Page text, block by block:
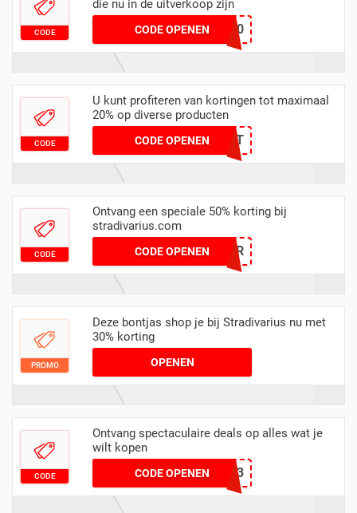
CODE
die nu in de uitverkoop zijn
CODE OPENENSAVE20
CODE
U kunt profiteren van kortingen tot maximaal
20% op diverse producten
CODE OPENEN BEST
CODE
Ontvang een speciale 50% korting bij
stradivarius.com
CODE OPENEN
TSTNSYOPTR
PROMO
Deze bontjas shop je bij Stradivarius nu met
30% korting
OPENEN
CODE
Ontvang spectaculaire deals op alles wat je
wilt kopen
CODE OPENEN
UNBEATABLE2023